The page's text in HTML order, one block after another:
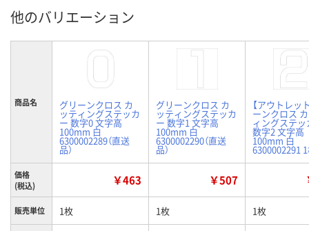
他のバリエーション
商品名 グリーンクロス カ
ッティングステッカ
ー 数字0 文字高
100mm 白
6300002289（直送
品）
グリーンクロス カ
ッティングステッカ
ー 数字1 文字高
100mm 白
6300002290（直送
品）
【アウトレッ
ーンクロス
ィングステッ
数字2 文字高
100mm 白
6300002291
価格
(税込)
￥463 ￥507
販売単位 1枚 1枚 1枚